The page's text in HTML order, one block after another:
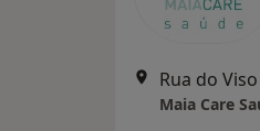
Rua do
Maia Care